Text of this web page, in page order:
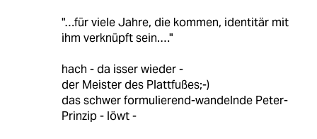
"…für viele Jahre, die kommen, identitär mit
ihm verknüpft sein.…"
hach - da isser wieder -
der Meister des Plattfußes;-)
das schwer formulierend-wandelnde Peter-
Prinzip - löwt -